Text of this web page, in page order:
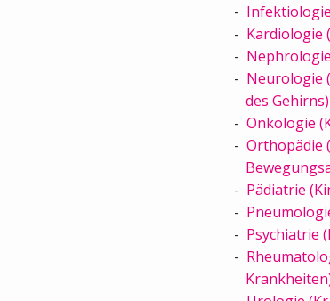
Kardiologie
Neurologie
des Gehirns)
Onkologie
Orthopädie
Pädiatrie
Psychiatrie